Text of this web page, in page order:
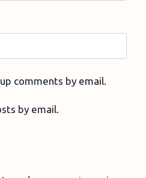
comments by email.
by email.